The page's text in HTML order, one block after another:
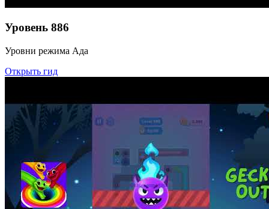
Уровень 886
Уровни режима Ада
Открыть гид